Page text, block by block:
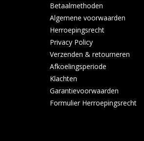
Betaalmethoden
Algemene voorwaarden
Herroepingsrecht
Privacy Policy
Verzenden & retourneren
Afkoelingsperiode
Klachten
Garantievoorwaarden
Formulier Herroepingsrecht